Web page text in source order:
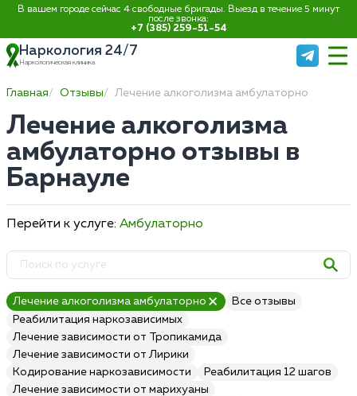
В вашем городе сейчас 4 свободные бригады. Выезд в течение 5 минут
после звонка:
+7 (385) 259-51-54
Наркология 24/7
Наркологическая клиника
Главная Отзывы Лечение алкоголизма амбулаторно
Лечение алкоголизма
амбулаторно отзывы в
Барнауле
Перейти к услуге: Амбулаторно
Лечение алкоголизма амбулаторно
Все отзывы
Реабилитация наркозависимых
Лечение зависимости от Тропикамида
Лечение зависимости от Лирики
Кодирование наркозависимости
Реабилитация 12 шагов
Лечение зависимости от марихуаны